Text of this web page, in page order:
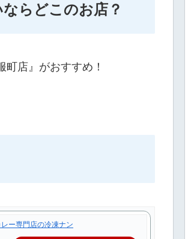
らどこのお店？
店』がおすすめ！
ー専門店の冷凍ナン